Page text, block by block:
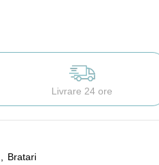
Livrare 24 ore
Bratari